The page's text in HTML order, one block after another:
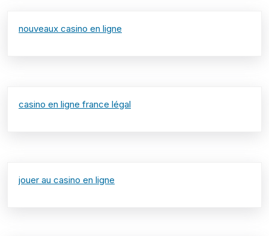
nouveaux casino en ligne
casino en ligne france légal
jouer au casino en ligne